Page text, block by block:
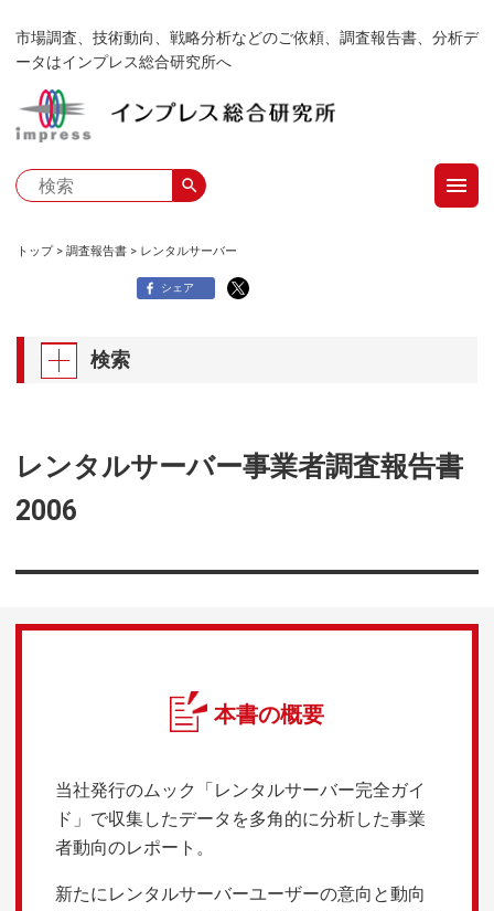
ン
ン
市場調査、技術動向、戦略分析などのご依頼、調査報告書、分析デ
ータはインプレス総合研究所へ
search menu
トップ 調査報告書 レンタルサーバー
シェア
検索
レンタルサーバー事業者調査報告書
2006
本書の概要
当社発行のムック「レンタルサーバー完全ガイ
ド」で収集したデータを多角的に分析した事業
者動向のレポート。
新たにレンタルサーバーユーザーの意向と動向